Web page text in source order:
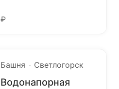
₽
Башня Светлогорск
Водонапорная